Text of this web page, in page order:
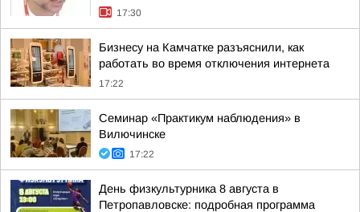
17:30
Бизнесу на Камчатке разъяснили, как
работать во время отключения интернета
17:22
Семинар «Практикум наблюдения» в
Вилючинске
17:22
День физкультурника 8 августа в
Петропавловске: подробная программа